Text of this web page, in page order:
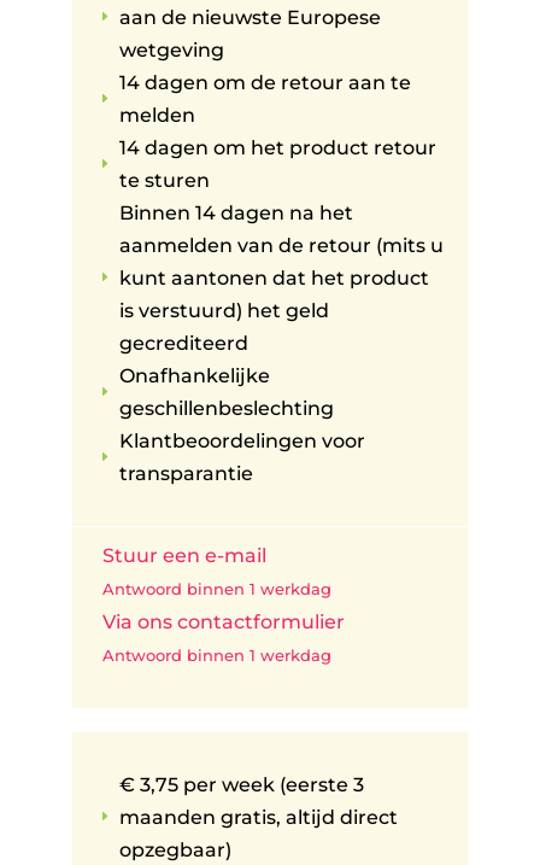
E
aan de nieuwste Europese
wetgeving
E
14 dagen om de retour aan te
melden
E
14 dagen om het product retour
te sturen
E
Binnen 14 dagen na het
aanmelden van de retour (mits u
kunt aantonen dat het product
is verstuurd) het geld
gecrediteerd
E
Onafhankelijke
geschillenbeslechting
E
Klantbeoordelingen voor
transparantie
Stuur een e-mail
Antwoord binnen 1 werkdag
Via ons contactformulier
Antwoord binnen 1 werkdag
E
€ 3,75 per week (eerste 3
maanden gratis, altijd direct
opzegbaar)